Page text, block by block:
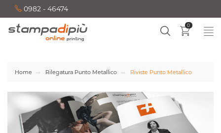
0982 - 46474
0
Home Rilegatura Punto Metallico Riviste Punto Metallico